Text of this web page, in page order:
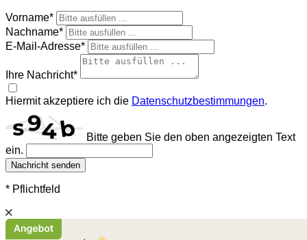
Vorname*
Nachname*
E-Mail-Adresse*
Ihre Nachricht*
Hiermit akzeptiere ich die Datenschutzbestimmungen.
Bitte geben Sie den oben angezeigten Text
ein.
Nachricht senden
* Pflichtfeld
Schließen